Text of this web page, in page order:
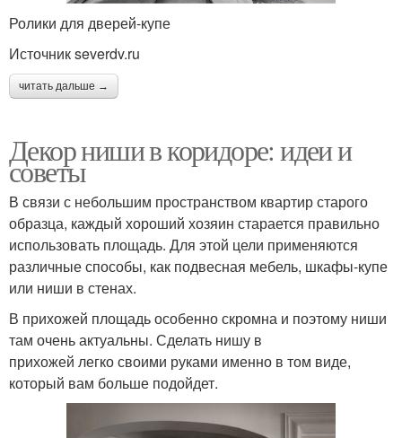
Ролики для дверей-купе
Источник severdv.ru
читать дальше →
Декор ниши в коридоре: идеи и
советы
В связи с небольшим пространством квартир старого
образца, каждый хороший хозяин старается правильно
использовать площадь. Для этой цели применяются
различные способы, как подвесная мебель, шкафы-купе
или ниши в стенах.
В прихожей площадь особенно скромна и поэтому ниши
там очень актуальны. Сделать нишу в
прихожей легко своими руками именно в том виде,
который вам больше подойдет.